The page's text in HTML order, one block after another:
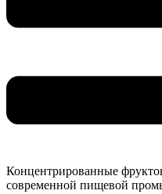
Концентрированные
современной пищевой